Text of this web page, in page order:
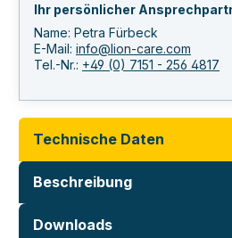
Ihr persönlicher
Name: Petra Fürbeck
E-Mail: info@lion-care.com
Tel.-Nr.: +49 (0) 7151 - 256 4817
Technische Daten
Beschreibung
Downloads